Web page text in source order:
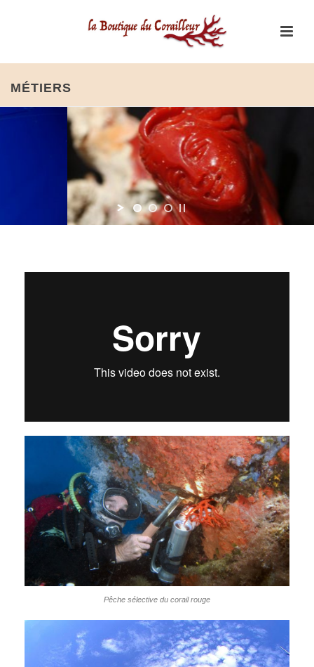
MÉTIERS
Pêche sélective du corail rouge